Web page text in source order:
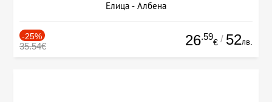
Елица - Албена
-25%
35.54€ 26.59
€ / 52лв.